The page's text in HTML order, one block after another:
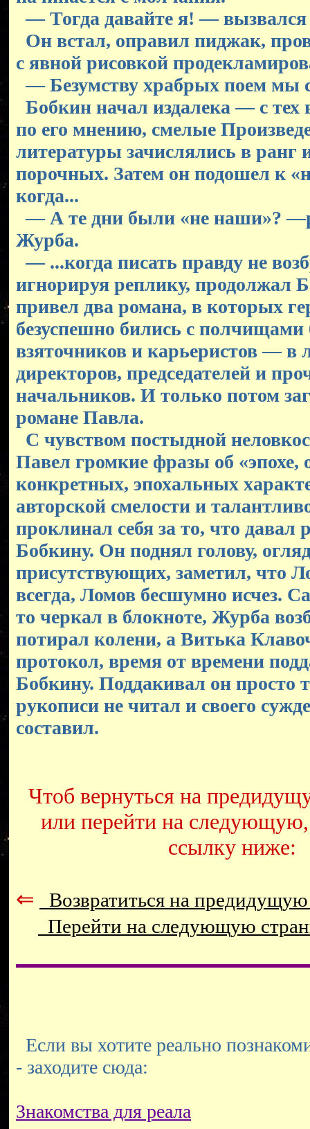
— Тогда давайте я! —
Он встал, оправил пиджак,
с явной рисовкой
— Безумству храбрых поем мы
Бобкин начал издалека — с тех
по его мнению, смелые
литературы зачислялись в ранг
порочных. Затем он подошел к
когда...
— А те дни были «не наши»?
Журба.
— ...когда писать правду не
игнорируя реплику, продолжал
привел два романа, в которых
безуспешно бились с
взяточников и карьеристов — в
директоров, председателей и
начальников. И только потом
романе Павла.
С чувством постыдной
Павел громкие фразы об «эпохе,
конкретных, эпохальных
авторской смелости и
проклинал себя за то, что давал
Бобкину. Он поднял голову,
присутствующих, заметил, что
всегда, Ломов бесшумно исчез.
то черкал в блокноте, Журба
потирал колени, а Витька
протокол, время от времени
Бобкину. Поддакивал он просто
рукописи не читал и своего
составил.
Чтоб вернуться на
или перейти на
ссылку ниже:
⇐
Возвратиться на
Перейти на следующую
Если вы хотите реально
- заходите сюда:
Знакомства для реала